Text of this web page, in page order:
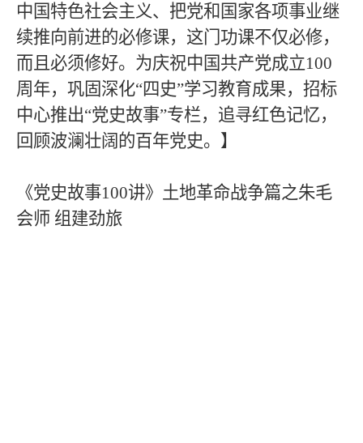
中国特色社会主义、把党和国家各项事业继
续推向前进的必修课，这门功课不仅必修，
而且必须修好。为庆祝中国共产党成立100
周年，巩固深化“四史”学习教育成果，招标
中心推出“党史故事”专栏，追寻红色记忆，
回顾波澜壮阔的百年党史。】
《党史故事100讲》土地革命战争篇之朱毛
会师 组建劲旅